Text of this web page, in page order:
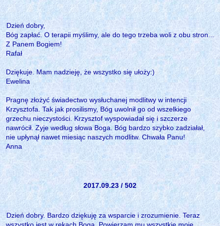
Dzień dobry,
Bóg zapłać. O terapii myślimy, ale do tego trzeba woli z obu stron...
Z Panem Bogiem!
Rafał
Dziękuje. Mam nadzieję, że wszystko się ułoży:)
Ewelina
Pragnę złożyć świadectwo wysłuchanej modlitwy w intencji
Krzysztofa. Tak jak prosilismy, Bóg uwolnił go od wszelkiego
grzechu nieczystości. Krzysztof wyspowiadał się i szczerze
nawrócił. Zyje według słowa Boga. Bóg bardzo szybko zadziałał,
nie upłynął nawet miesiąc naszych modlitw. Chwała Panu!
Anna
2017.09.23 / 502
Dzień dobry. Bardzo dziękuję za wsparcie i zrozumienie. Teraz
wszystko jest w rękach Boga. Powierzam mu wszystkie moje